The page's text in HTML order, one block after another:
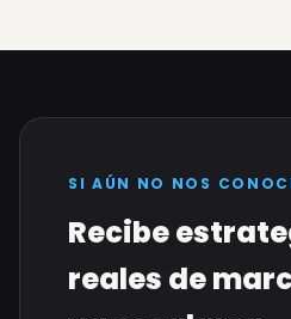
SI AÚN NO NOS
Recibe
reales de